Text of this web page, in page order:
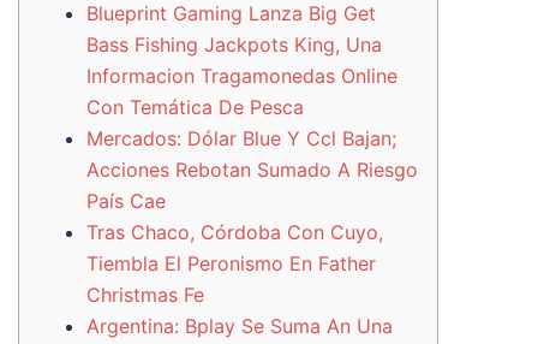
Blueprint Gaming Lanza Big Get
Bass Fishing Jackpots King, Una
Informacion Tragamonedas Online
Con Temática De Pesca
Mercados: Dólar Blue Y Ccl Bajan;
Acciones Rebotan Sumado A Riesgo
País Cae
Tras Chaco, Córdoba Con Cuyo,
Tiembla El Peronismo En Father
Christmas Fe
Argentina: Bplay Se Suma An Una